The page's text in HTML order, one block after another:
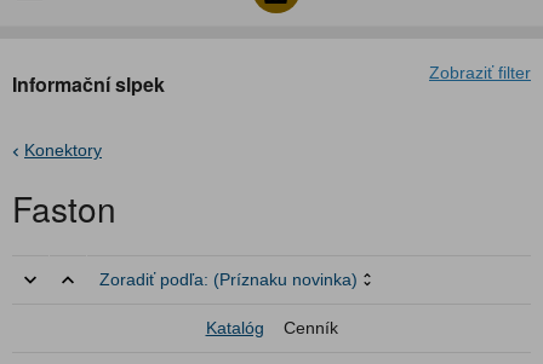
Zobraziť filter
Informační slpek
Konektory
Faston
Zoradiť podľa: (Príznaku novinka)
Katalóg Cenník